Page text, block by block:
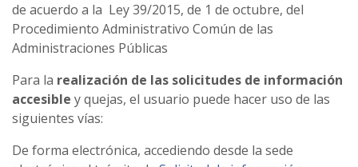
de acuerdo a la Ley 39/2015, de 1 de octubre, del
Procedimiento Administrativo Común de las
Administraciones Públicas
Para la realización de las solicitudes de información
accesible y quejas, el usuario puede hacer uso de las
siguientes vías:
De forma electrónica, accediendo desde la sede